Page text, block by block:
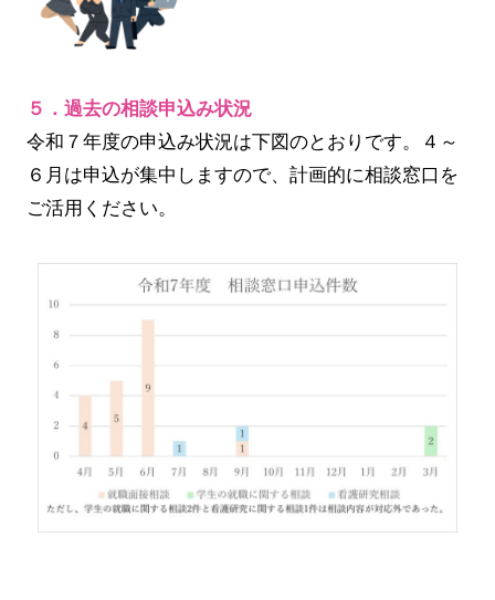
５．過去の相談申込み状況
令和７年度の申込み状況は下図のとおりです。４～
６月は申込が集中しますので、計画的に相談窓口を
ご活用ください。